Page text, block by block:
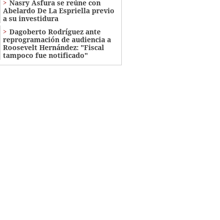
Nasry Asfura se reúne con
Abelardo De La Espriella previo
a su investidura
Dagoberto Rodríguez ante
reprogramación de audiencia a
Roosevelt Hernández: "Fiscal
tampoco fue notificado"